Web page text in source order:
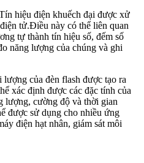
hiệu điện khuếch đại được xử
tử.Điều này có thể liên quan
tự thành tín hiệu số, đếm số
năng lượng của chúng và ghi
của đèn flash được tạo ra
xác định được các đặc tính của
lượng, cường độ và thời gian
được sử dụng cho nhiều ứng
điện hạt nhân, giám sát môi